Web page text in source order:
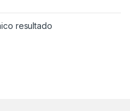
resultado